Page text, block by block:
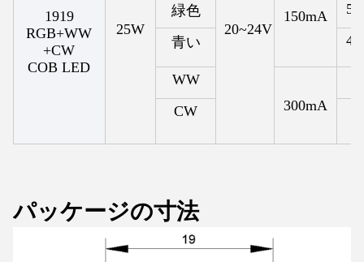
1919
RGB+WW
+CW
COB LED
25W 20~24V
150mA
緑色
青い
WW
300mA
CW
パッケージの寸法